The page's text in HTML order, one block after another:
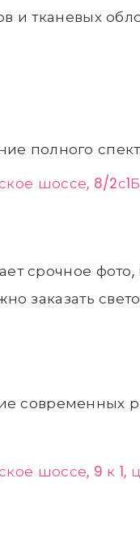
и тканевых
полного
шоссе, 8/
срочное
заказать
современных
шоссе, 9 к 1,